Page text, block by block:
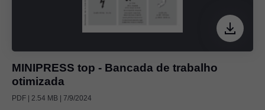
MINIPRESS top - Bancada de trabalho
otimizada
PDF | 2.54 MB | 7/9/2024